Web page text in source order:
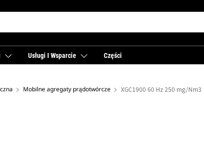
Usługi I Wsparcie Części
Mobilne agregaty prądotwórcze XGC1900 60 Hz 250 mg/Nm3